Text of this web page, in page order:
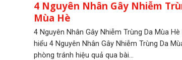
4 Nguyên Nhân Gây Nhiễm
Mùa Hè
4 Nguyên Nhân Gây Nhiễm Trùng Da Mùa
hiểu 4 Nguyên Nhân Gây Nhiễm Trùng Da
phòng tránh hiệu quả qua bài...